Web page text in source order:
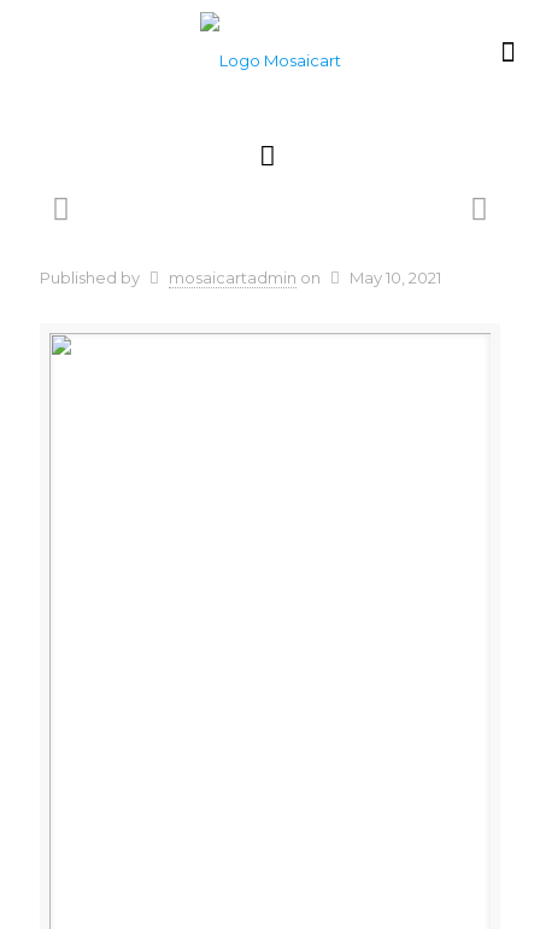
Published by mosaicartadmin on May 10, 2021